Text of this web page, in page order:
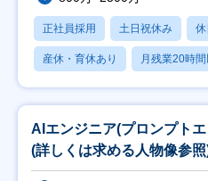
正社員採用 土日祝休み
産休・育休あり 月残業20時間
AIエンジニア(プロンプト
(詳しくは求める人物像参照)